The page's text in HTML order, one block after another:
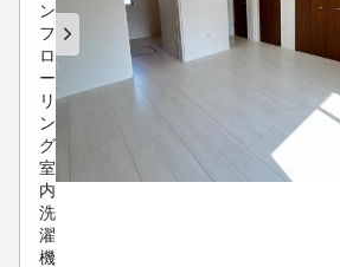
ン
フ
ロ
ー
リ
ン
グ
室
内
洗
濯
機